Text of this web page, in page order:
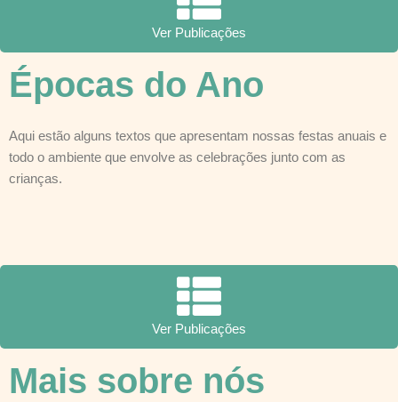
Ver Publicações
Épocas do Ano
Aqui estão alguns textos que apresentam nossas festas anuais e
todo o ambiente que envolve as celebrações junto com as
crianças.
Ver Publicações
Mais sobre nós